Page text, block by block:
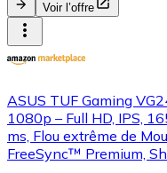
Voir l’offre
ASUS TUF Gaming
1080p – Full HD, IPS,
ms, Flou extrême de
FreeSync™ Premium,